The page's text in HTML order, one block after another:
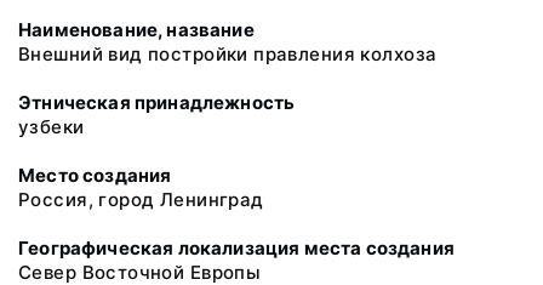
Наименование, название
Внешний вид постройки правления колхоза
Этническая принадлежность
узбеки
Место создания
Россия, город Ленинград
Географическая локализация места создания
Север Восточной Европы